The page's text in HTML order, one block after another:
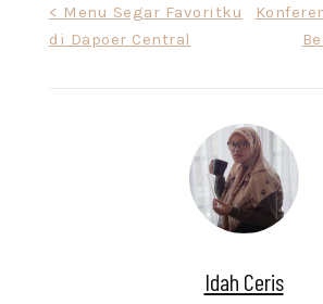
navigation
< Menu Segar Favoritku
di Dapoer Central
Idah Ceris